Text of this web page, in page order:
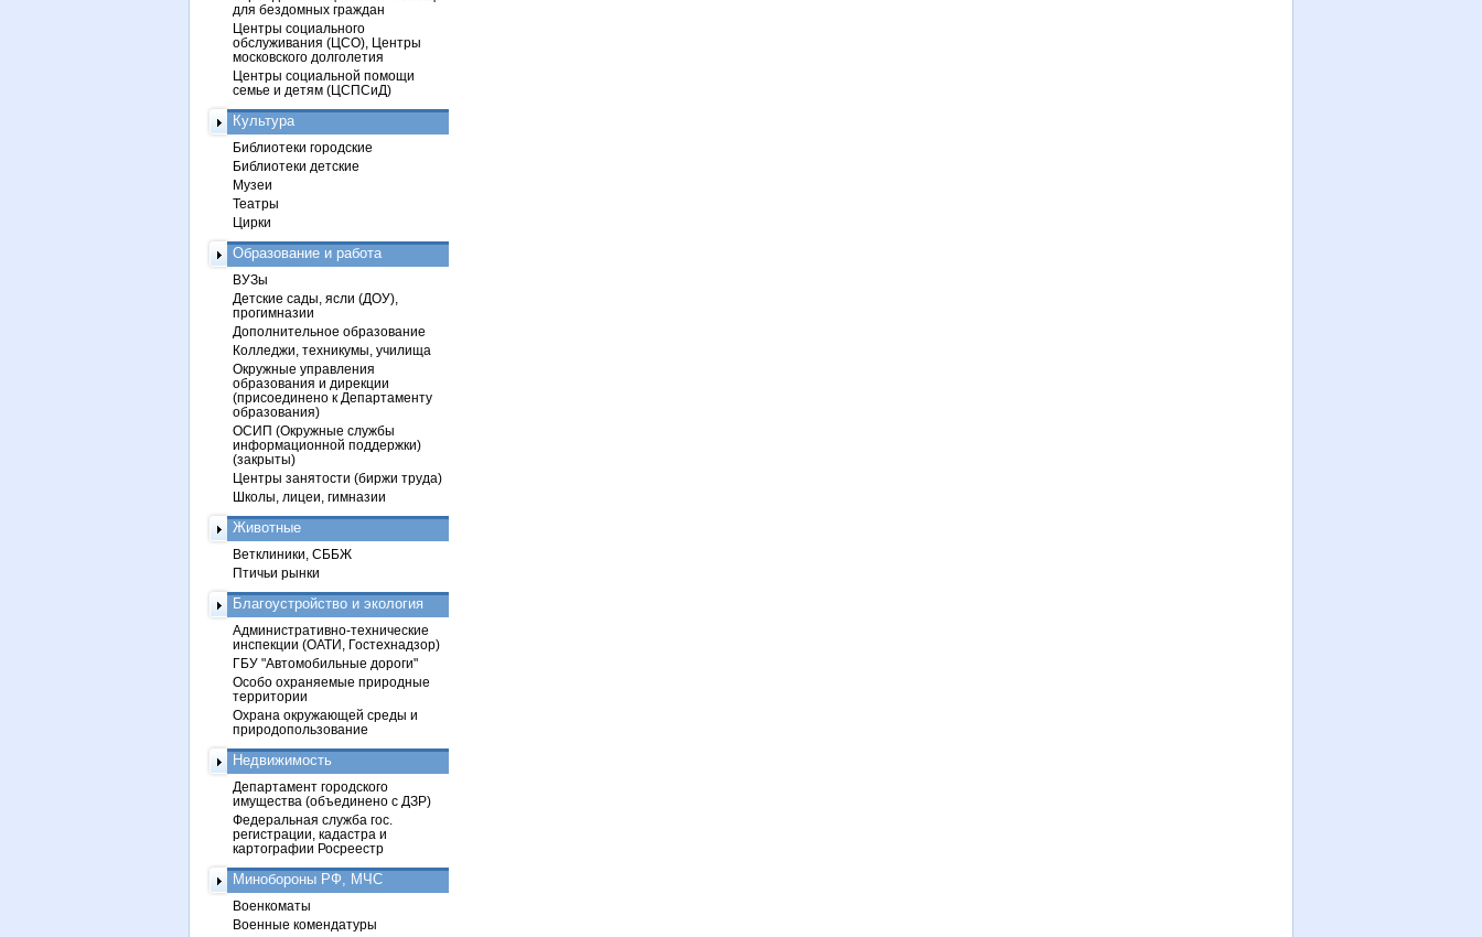
для бездомных граждан
Центры социального
обслуживания (ЦСО), Центры
московского долголетия
Центры социальной помощи
семье и детям (ЦСПСиД)
Культура
Библиотеки городские
Библиотеки детские
Музеи
Театры
Цирки
Образование и работа
ВУЗы
Детские сады, ясли (ДОУ),
прогимназии
Дополнительное образование
Колледжи, техникумы, училища
Окружные управления
образования и дирекции
(присоединено к Департаменту
образования)
ОСИП (Окружные службы
информационной поддержки)
(закрыты)
Центры занятости (биржи труда)
Школы, лицеи, гимназии
Животные
Ветклиники, СББЖ
Птичьи рынки
Благоустройство и экология
Административно-технические
инспекции (ОАТИ, Гостехнадзор)
ГБУ "Автомобильные дороги"
Особо охраняемые природные
территории
Охрана окружающей среды и
природопользование
Недвижимость
Департамент городского
имущества (объединено с ДЗР)
Федеральная служба гос.
регистрации, кадастра и
картографии Росреестр
Минобороны РФ, МЧС
Военкоматы
Военные комендатуры